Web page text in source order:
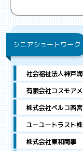
シニアショートワーク
社会福祉法人神戸
有限会社コスモア
株式会社ベルコ西
ユーユートラスト
株式会社東和商事